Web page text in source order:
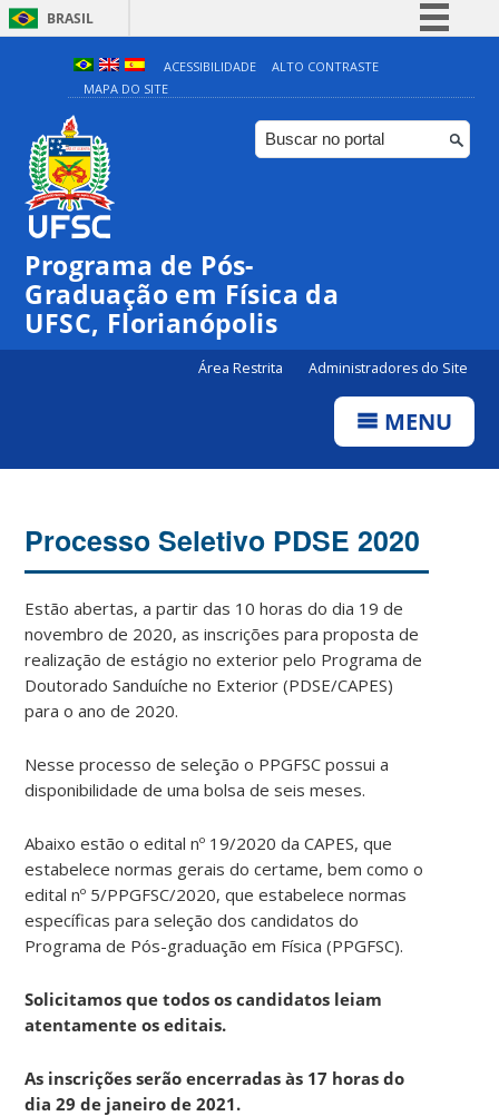
BRASIL
Simplifique!
Comunica BR
Participe
ACESSIBILIDADE
ALTO CONTRASTE
MAPA DO SITE
Programa de Pós-
Graduação em Física da
UFSC, Florianópolis
Área Restrita Administradores do Site
MENU
Processo Seletivo PDSE 2020
Estão abertas, a partir das 10 horas do dia 19 de
novembro de 2020, as inscrições para proposta de
realização de estágio no exterior pelo Programa de
Doutorado Sanduíche no Exterior (PDSE/CAPES)
para o ano de 2020.
Nesse processo de seleção o PPGFSC possui a
disponibilidade de uma bolsa de seis meses.
Abaixo estão o edital nº 19/2020 da CAPES, que
estabelece normas gerais do certame, bem como o
edital nº 5/PPGFSC/2020, que estabelece normas
específicas para seleção dos candidatos do
Programa de Pós-graduação em Física (PPGFSC).
Solicitamos que todos os candidatos leiam
atentamente os editais.
As inscrições serão encerradas às 17 horas do
dia 29 de janeiro de 2021.